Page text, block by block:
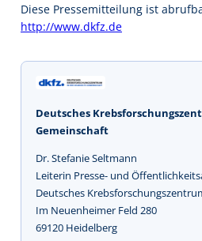
Diese Pressemitteilung ist
http://www.dkfz.de
Deutsches
Gemeinschaft
Dr. Stefanie Seltmann
Leiterin Presse- und
Deutsches
Im Neuenheimer Feld 280
69120 Heidelberg